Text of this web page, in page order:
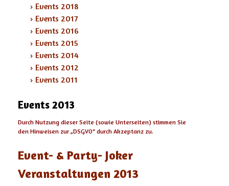
› Events 2018
› Events 2017
› Events 2016
› Events 2015
› Events 2014
› Events 2012
› Events 2011
Events 2013
Durch Nutzung dieser Seite (sowie Unterseiten) stimmen Sie
den Hinweisen zur „DSGVO“ durch Akzeptanz zu.
Event- & Party- Joker
Veranstaltungen 2013